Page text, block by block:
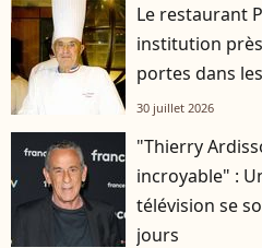
Le restaurant
institution
portes dans
30 juillet 2026
"Thierry
incroyable" :
télévision se
jours